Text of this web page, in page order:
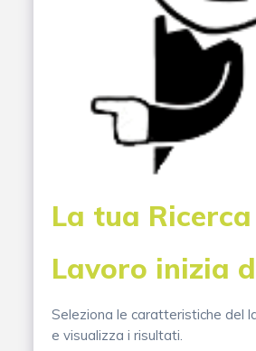
La tua
Lavoro inizia
Seleziona le caratteristiche del
e visualizza i risultati.